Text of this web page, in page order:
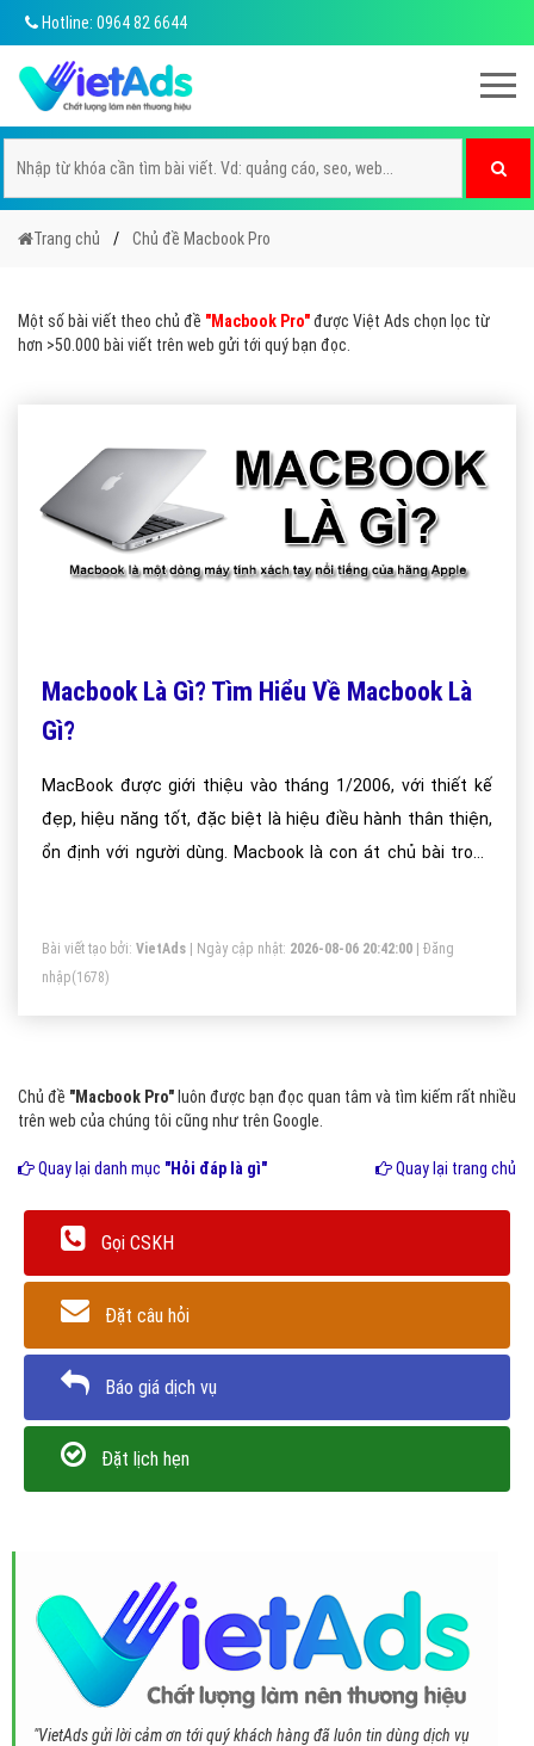
Hotline: 0964 82 6644
Trang chủ Chủ đề Macbook Pro
Một số bài viết theo chủ đề "Macbook Pro"được Việt Ads chọn lọc từ
hơn >50.000 bài viết trên web gửi tới quý bạn đọc.
Macbook Là Gì? Tìm Hiểu Về Macbook Là
Gì?
MacBook được giới thiệu vào tháng 1/2006, với thiết kế
đẹp, hiệu năng tốt, đặc biệt là hiệu điều hành thân thiện,
ổn định với người dùng. Macbook là con át chủ bài trong
trường Việt Nam hiện nay với kiểu dáng sang trọng làm tôn
lên vẻ đẹp của người sử dụng với những tính năng ưu việt
vượt trội so với các dòng máy khác trên thị trường
Bài viết tạo bởi: VietAds | Ngày cập nhật: 2026-08-06 20:42:00
Đăng
nhập(1678)
Chủ đề "Macbook Pro" luôn được bạn đọc quan tâm và tìm kiếm rất nhiều
trên web của chúng tôi cũng như trên Google.
Quay lại danh mục "Hỏi đáp là gì" Quay lại trang chủ
Gọi CSKH
Đặt câu hỏi
Báo giá dịch vụ
Đặt lịch hẹn
"VietAds gửi lời cảm ơn tới quý khách hàng đã luôn tin dùng dịch vụ